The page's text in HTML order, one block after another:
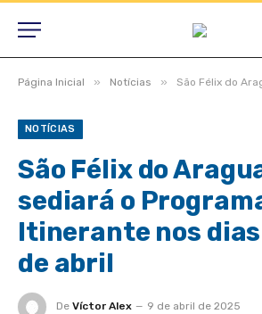
Página Inicial » Notícias » São Félix do Araguaia sediará o
NOTÍCIAS
São Félix do
sediará o
Itinerante nos dias
de abril
De Víctor Alex 9 de abril de 2025